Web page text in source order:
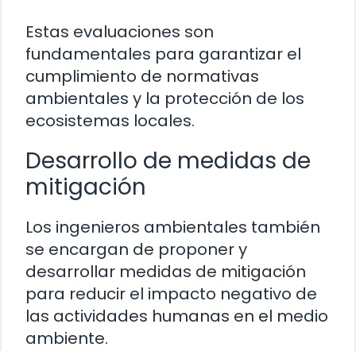
Estas evaluaciones son
fundamentales para garantizar el
cumplimiento de normativas
ambientales y la protección de los
ecosistemas locales.
Desarrollo de medidas de
mitigación
Los ingenieros ambientales también
se encargan de proponer y
desarrollar medidas de mitigación
para reducir el impacto negativo de
las actividades humanas en el medio
ambiente.